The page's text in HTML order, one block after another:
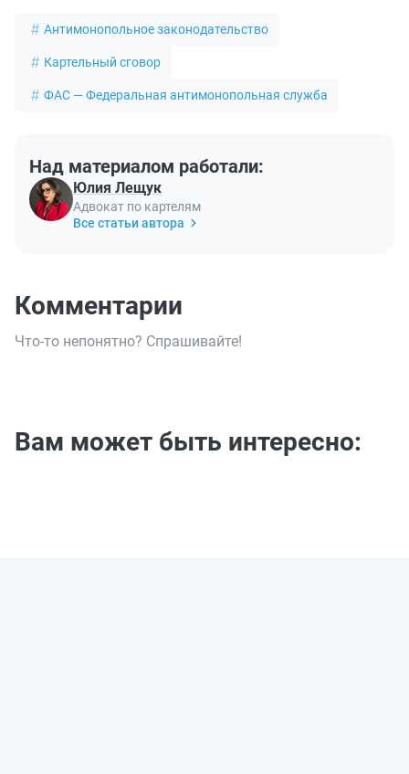
Антимонопольное законодательство
Картельный сговор
ФАС — Федеральная антимонопольная служба
Над материалом работали:
Юлия Лещук
Адвокат по картелям
Все статьи автора
Комментарии
Что-то непонятно? Спрашивайте!
Вам может быть интересно: